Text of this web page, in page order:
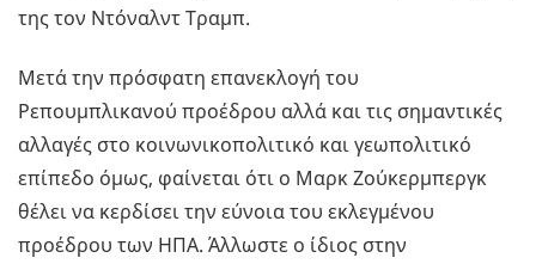
της τον Ντόναλντ Τραμπ.
Μετά την πρόσφατη επανεκλογή του
Ρεπουμπλικανού προέδρου αλλά και τις σημαντικές
αλλαγές στο κοινωνικοπολιτικό και γεωπολιτικό
επίπεδο όμως, φαίνεται ότι ο Μαρκ Ζούκερμπεργκ
θέλει να κερδίσει την εύνοια του εκλεγμένου
προέδρου των ΗΠΑ. Άλλωστε ο ίδιος στην